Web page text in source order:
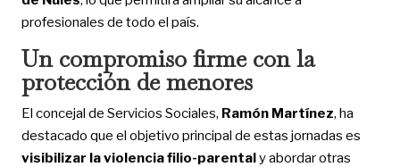
profesionales de todo el país.
Un compromiso firme con la
protección de menores
El concejal de Servicios Sociales, Ramón Martínez, ha
destacado que el objetivo principal de estas jornadas es
visibilizar la violencia filio-parentaly abordar otras